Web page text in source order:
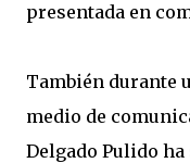
presentada en
También durante
medio de
Delgado Pulido